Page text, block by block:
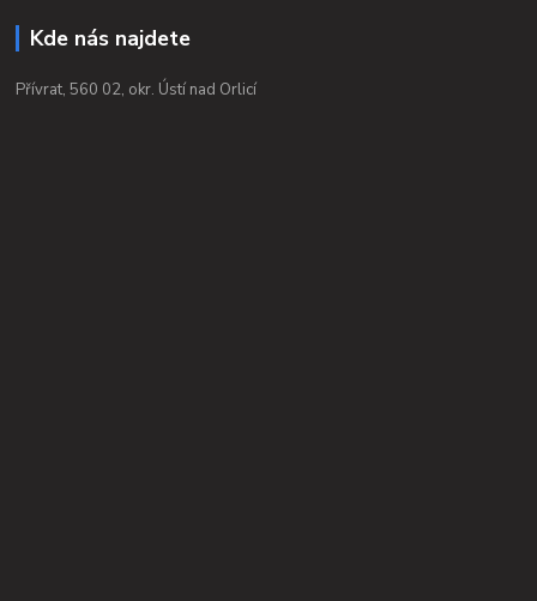
Kde nás najdete
Přívrat, 560 02, okr. Ústí nad Orlicí